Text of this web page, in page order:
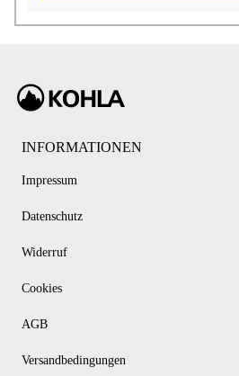
INFORMATIONEN
Impressum
Datenschutz
Widerruf
Cookies
AGB
Versandbedingungen